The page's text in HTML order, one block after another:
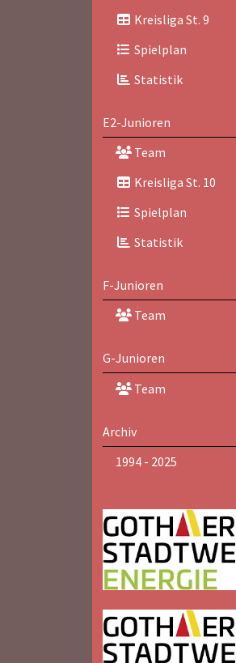
Kreisliga St. 9
Spielplan
Statistik
E2-Junioren
Team
Kreisliga St. 10
Spielplan
Statistik
F-Junioren
Team
G-Junioren
Team
Archiv
1994 - 2025